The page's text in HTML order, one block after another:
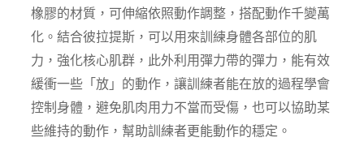
橡膠的材質，可伸縮依照動作調整，搭配動作千變萬
化。結合彼拉提斯，可以用來訓練身體各部位的肌
力，強化核心肌群，此外利用彈力帶的彈力，能有效
緩衝一些「放」的動作，讓訓練者能在放的過程學會
控制身體，避免肌肉用力不當而受傷，也可以協助某
些維持的動作，幫助訓練者更能動作的穩定。